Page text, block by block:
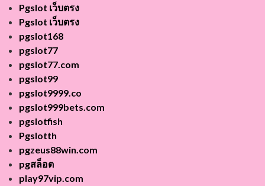
Pgslot เว็บตรง
Pgslot เว็บตรง
pgslot168
pgslot77
pgslot77.com
pgslot99
pgslot9999.co
pgslot999bets.com
pgslotfish
Pgslotth
pgzeus88win.com
pgสล็อต
play97vip.com